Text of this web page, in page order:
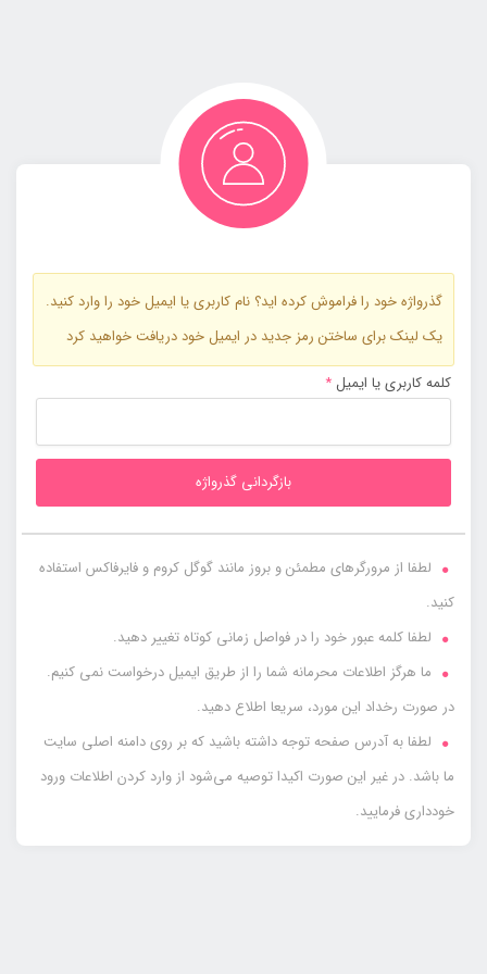
گذرواژه خود را فراموش کرده اید؟ نام کاربری یا ایمیل خود را وارد کنید.
یک لینک برای ساختن رمز جدید در ایمیل خود دریافت خواهید کرد
کلمه کاربری یا ایمیل *الزامی
بازگردانی گذرواژه
لطفا از مرورگرهای مطمئن و بروز مانند گوگل کروم و فایرفاکس استفاده
کنید.
لطفا کلمه عبور خود را در فواصل زمانی کوتاه تغییر دهید.
ما هرگز اطلاعات محرمانه شما را از طریق ایمیل درخواست نمی کنیم.
در صورت رخداد این مورد، سریعا اطلاع دهید.
لطفا به آدرس صفحه توجه داشته باشید که بر روی دامنه اصلی سایت
ما باشد. در غیر این صورت اکیدا توصیه می‌شود از وارد کردن اطلاعات ورود
خودداری فرمایید.